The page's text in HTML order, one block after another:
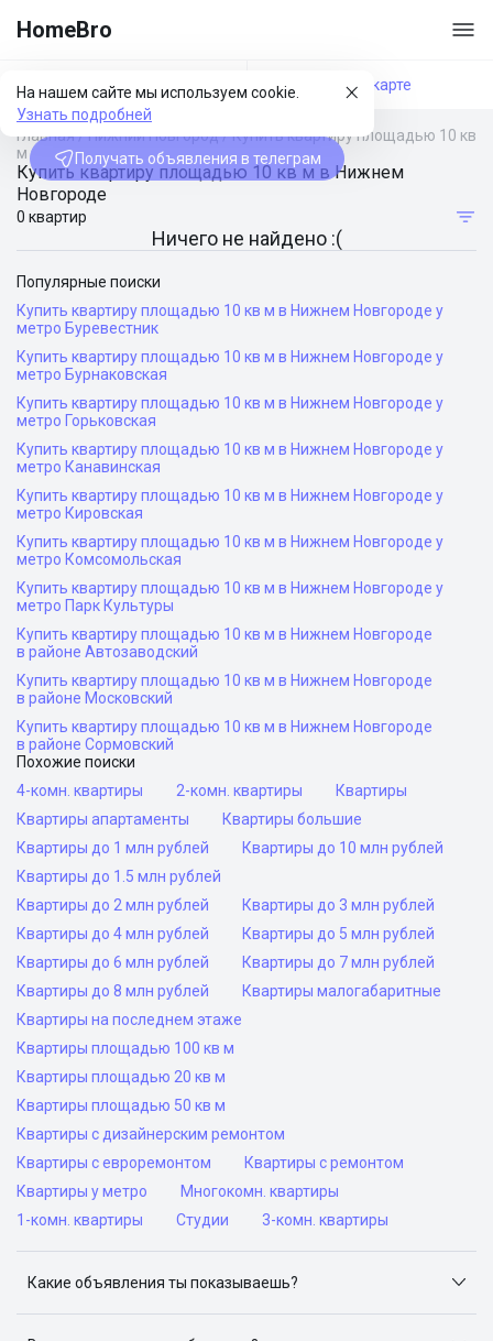
HomeBro
На нашем сайте мы используем cookie.
Узнать подробней
Получать объявления в телеграм
Фильтры На карте
Главная/Нижний Новгород/Купить квартиру площадью 10 кв
м
Купить квартиру площадью 10 кв м в Нижнем
Новгороде
0 квартир
Ничего не найдено :(
Популярные поиски
Купить квартиру площадью 10 кв м в Нижнем Новгороде у
метро Буревестник
Купить квартиру площадью 10 кв м в Нижнем Новгороде у
метро Бурнаковская
Купить квартиру площадью 10 кв м в Нижнем Новгороде у
метро Горьковская
Купить квартиру площадью 10 кв м в Нижнем Новгороде у
метро Канавинская
Купить квартиру площадью 10 кв м в Нижнем Новгороде у
метро Кировская
Купить квартиру площадью 10 кв м в Нижнем Новгороде у
метро Комсомольская
Купить квартиру площадью 10 кв м в Нижнем Новгороде у
метро Парк Культуры
Купить квартиру площадью 10 кв м в Нижнем Новгороде
в районе Автозаводский
Купить квартиру площадью 10 кв м в Нижнем Новгороде
в районе Московский
Купить квартиру площадью 10 кв м в Нижнем Новгороде
в районе Сормовский
Похожие поиски
4-комн. квартиры
2-комн. квартиры
Квартиры
Квартиры апартаменты
Квартиры большие
Квартиры до 1 млн рублей
Квартиры до 10 млн рублей
Квартиры до 1.5 млн рублей
Квартиры до 2 млн рублей
Квартиры до 3 млн рублей
Квартиры до 4 млн рублей
Квартиры до 5 млн рублей
Квартиры до 6 млн рублей
Квартиры до 7 млн рублей
Квартиры до 8 млн рублей
Квартиры малогабаритные
Квартиры на последнем этаже
Квартиры площадью 100 кв м
Квартиры площадью 20 кв м
Квартиры площадью 50 кв м
Квартиры с дизайнерским ремонтом
Квартиры с евроремонтом
Квартиры с ремонтом
Квартиры у метро
Многокомн. квартиры
1-комн. квартиры
Студии 3-комн. квартиры
Какие объявления ты показываешь?